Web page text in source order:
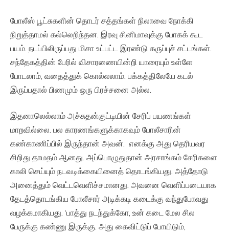
போலீஸ் பூட்சுகளின் தொடர் சத்தங்கள் நிலாவை நோக்கி
நிறுத்தாமல் கல்லெறிந்தன. இரவு சினிமாவுக்கு போகக் கூட
பயம். நடப்பிலிருப்பது மிசா உட்பட்ட இரண்டு கருப்புச் சட்டங்கள்.
சந்தேகத்தின் பேரில் விசாரணையின்றி யாரையும் உள்ளே
போடலாம், வதைத்துக் கொல்லலாம். பக்கத்திலேயே கடல்
இருப்பதால் பிணமும் ஒரு பிரச்சனை அல்ல.
இதனாலெல்லாம் அச்சுதன்குட்டியின் சேரிப் பயணங்கள்
மாறவில்லை. பல காரணங்களுக்காகவும் போலீசாரின்
கண்காணிப்பில் இருந்தான் அவன். எனக்கு அது தெரியவர
சிறிது தாமதம் ஆனது. அப்பொழுதுதான் அரசாங்கம் சேரிகளை
காலி செய்யும் நடவடிக்கையினைத் தொடங்கியது. அத்தோடு
அனைத்தும் வெட்டவெளிச்சமானது. அவனை வெளிப்படையாக
தேடத்தொடங்கிய போலீசார் அடிக்கடி கடைக்கு வந்துபோவது
வழக்கமாகியது. ‘பாத்து நடந்துக்கோ, உன் கடை மேல சில
பேருக்கு கண்ணு இருக்கு. அது கைவிட்டுப் போயிடும்,